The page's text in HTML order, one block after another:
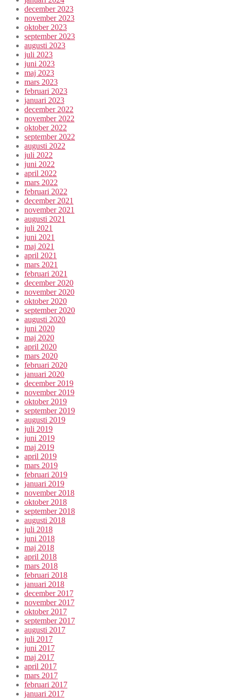
december 2023
november 2023
oktober 2023
september 2023
augusti 2023
juli 2023
juni 2023
maj 2023
mars 2023
februari 2023
januari 2023
december 2022
november 2022
oktober 2022
september 2022
augusti 2022
juli 2022
juni 2022
april 2022
mars 2022
februari 2022
december 2021
november 2021
augusti 2021
juli 2021
juni 2021
maj 2021
april 2021
mars 2021
februari 2021
december 2020
november 2020
oktober 2020
september 2020
augusti 2020
juni 2020
maj 2020
april 2020
mars 2020
februari 2020
januari 2020
december 2019
november 2019
oktober 2019
september 2019
augusti 2019
juli 2019
juni 2019
maj 2019
april 2019
mars 2019
februari 2019
januari 2019
november 2018
oktober 2018
september 2018
augusti 2018
juli 2018
juni 2018
maj 2018
april 2018
mars 2018
februari 2018
januari 2018
december 2017
november 2017
oktober 2017
september 2017
augusti 2017
juli 2017
juni 2017
maj 2017
april 2017
mars 2017
februari 2017
januari 2017